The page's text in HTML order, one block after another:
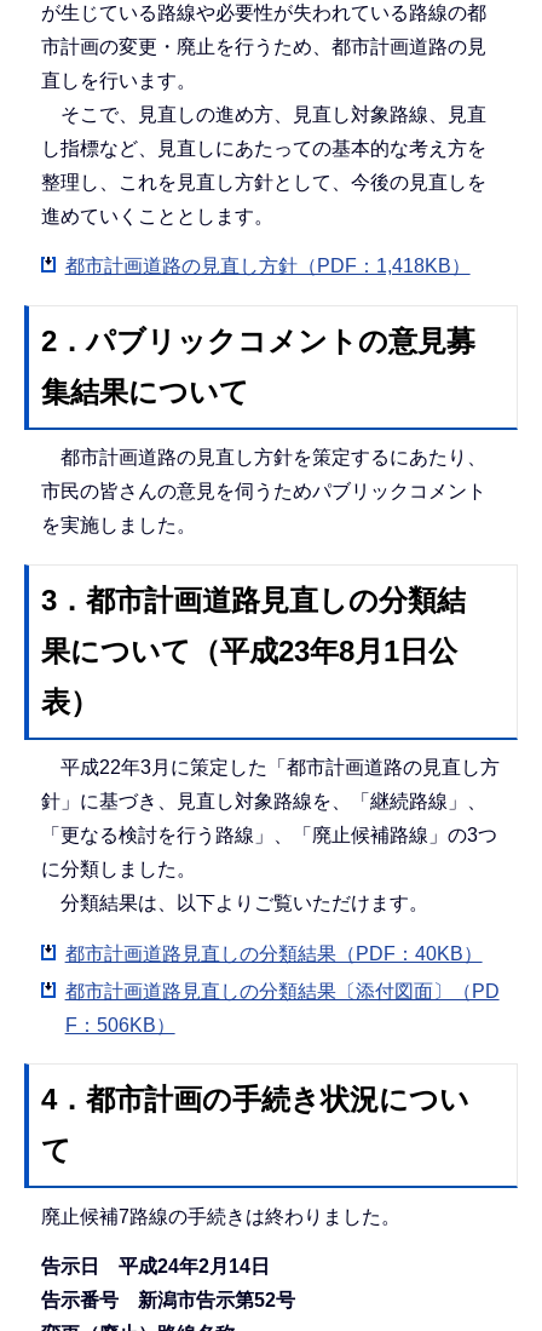
が生じている路線や必要性が失われている路線の都
市計画の変更・廃止を行うため、都市計画道路の見
直しを行います。
そこで、見直しの進め方、見直し対象路線、見直
し指標など、見直しにあたっての基本的な考え方を
整理し、これを見直し方針として、今後の見直しを
進めていくこととします。
都市計画道路の見直し方針（PDF：1,418KB）
2．パブリックコメントの意見募
集結果について
都市計画道路の見直し方針を策定するにあたり、
市民の皆さんの意見を伺うためパブリックコメント
を実施しました。
3．都市計画道路見直しの分類結
果について（平成23年8月1日公
表）
平成22年3月に策定した「都市計画道路の見直し方
針」に基づき、見直し対象路線を、「継続路線」、
「更なる検討を行う路線」、「廃止候補路線」の3つ
に分類しました。
分類結果は、以下よりご覧いただけます。
都市計画道路見直しの分類結果（PDF：40KB）
都市計画道路見直しの分類結果〔添付図面〕（PD
F：506KB）
4．都市計画の手続き状況につい
て
廃止候補7路線の手続きは終わりました。
告示日 平成24年2月14日
告示番号 新潟市告示第52号